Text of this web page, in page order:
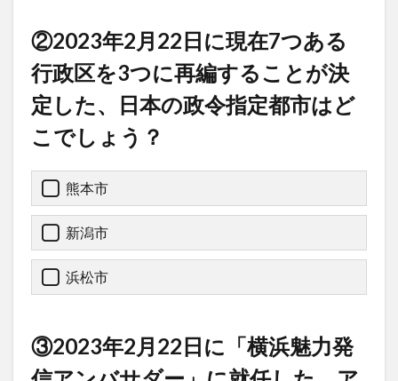
②2023年2月22日に現在7つある
行政区を3つに再編することが決
定した、日本の政令指定都市はど
こでしょう？
熊本市
新潟市
浜松市
③2023年2月22日に「横浜魅力発